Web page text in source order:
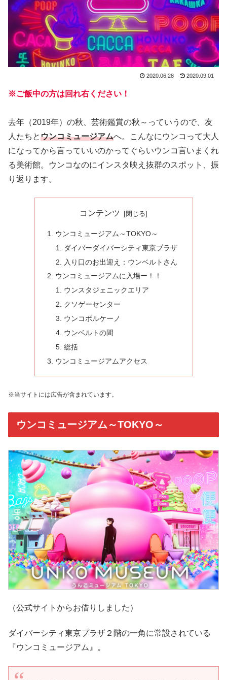
2020.06.28 2020.09.01
※ご飯中の方は回れ右ください！
去年（2019年）の秋、芸術鑑賞の秋～っていうので、友
人たちとウンコミュージアムへ。こんなにウンコって大人
になってから言っていいのかってぐらいウンコ言いまくれ
る美術館。ウンコなのにインスタ映え抜群のスポット、振
り返ります。
コンテンツ
ウンコミュージアム～TOKYO～
ダイバーダイバーシティ東京プラザ
入り口のお出迎え：ウンベルトさん
ウンコミュージアムに入場ー！！
ウンスタジェニックエリア
クソゲーセンター
ウンコボルケーノ
ウンベルトの間
総括
ウンコミュージアムアクセス
※当サイトには広告が含まれています。
ウンコミュージアム～TOKYO～
（公式サイトからお借りしました）
ダイバーシティ東京プラザ２階の一角に常設されている
『ウンコミュージアム』。